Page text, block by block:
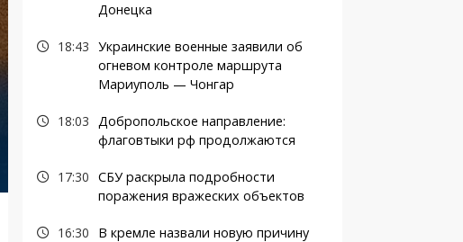
Донецка
18:43 Украинские военные заявили об
огневом контроле маршрута
Мариуполь — Чонгар
18:03 Добропольское направление:
флаговтыки рф продолжаются
17:30 СБУ раскрыла подробности
поражения вражеских объектов
16:30
В кремле назвали новую причину